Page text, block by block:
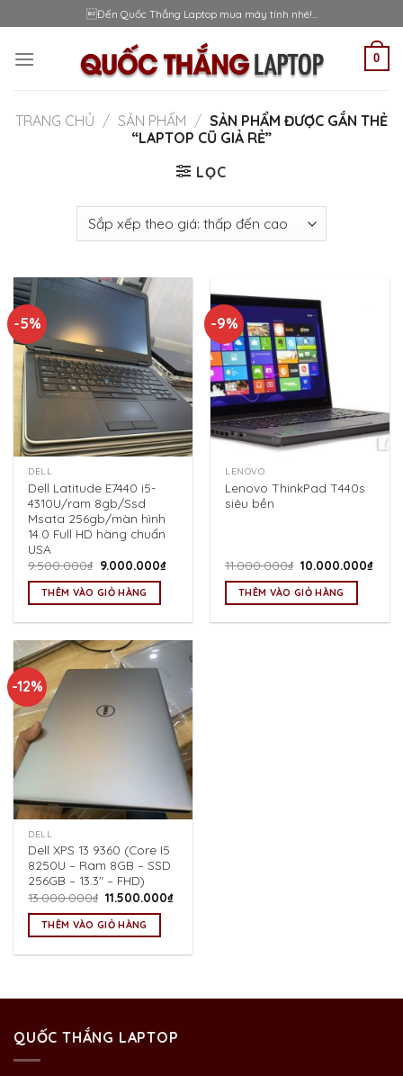
to
content
Đến Quốc Thắng Laptop mua máy tính nhé!...
0
TRANG CHỦ / SẢN PHẨM / SẢN PHẨM ĐƯỢC GẮN THẺ
“LAPTOP CŨ GIẢ RẺ”
LỌC
-5%
DELL
Dell Latitude E7440 i5-
4310U/ram 8gb/Ssd
Msata 256gb/màn hình
14.0 Full HD hàng chuẩn
USA
9.500.000₫ Giá
là:
9.500.000₫.
9.000.000₫Giá
THÊM VÀO GIỎ HÀNG
-9%
LENOVO
Lenovo ThinkPad T440s
siêu bền
11.000.000₫ Giá
là:
11.000.000₫.
10.000.000₫Giá
THÊM VÀO GIỎ HÀNG
-12%
DELL
Dell XPS 13 9360 (Core I5
8250U – Ram 8GB – SSD
256GB – 13.3″ – FHD)
13.000.000₫ Giá
là:
13.000.000₫.
11.500.000₫Giá
THÊM VÀO GIỎ HÀNG
QUỐC THẮNG LAPTOP